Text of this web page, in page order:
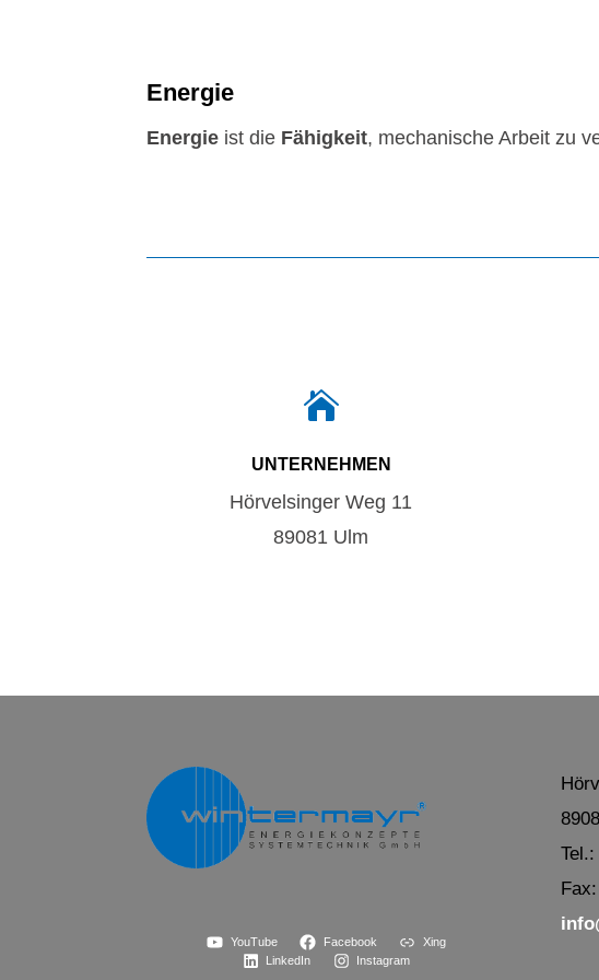
Energie
Energie ist die Fähigkeit, mechanische Arbeit zu

UNTERNEHMEN
Hörvelsinger Weg 11
89081 Ulm
YouTube Facebook
Xing
LinkedIn
Instagram